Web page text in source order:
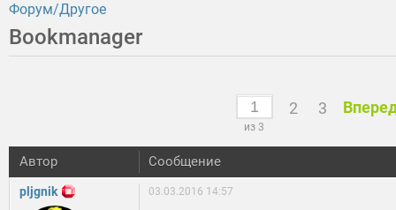
Форум Другое
Bookmanager
из 3
2 3
Автор Сообщение
pljgnik 03.03.2016 14:57